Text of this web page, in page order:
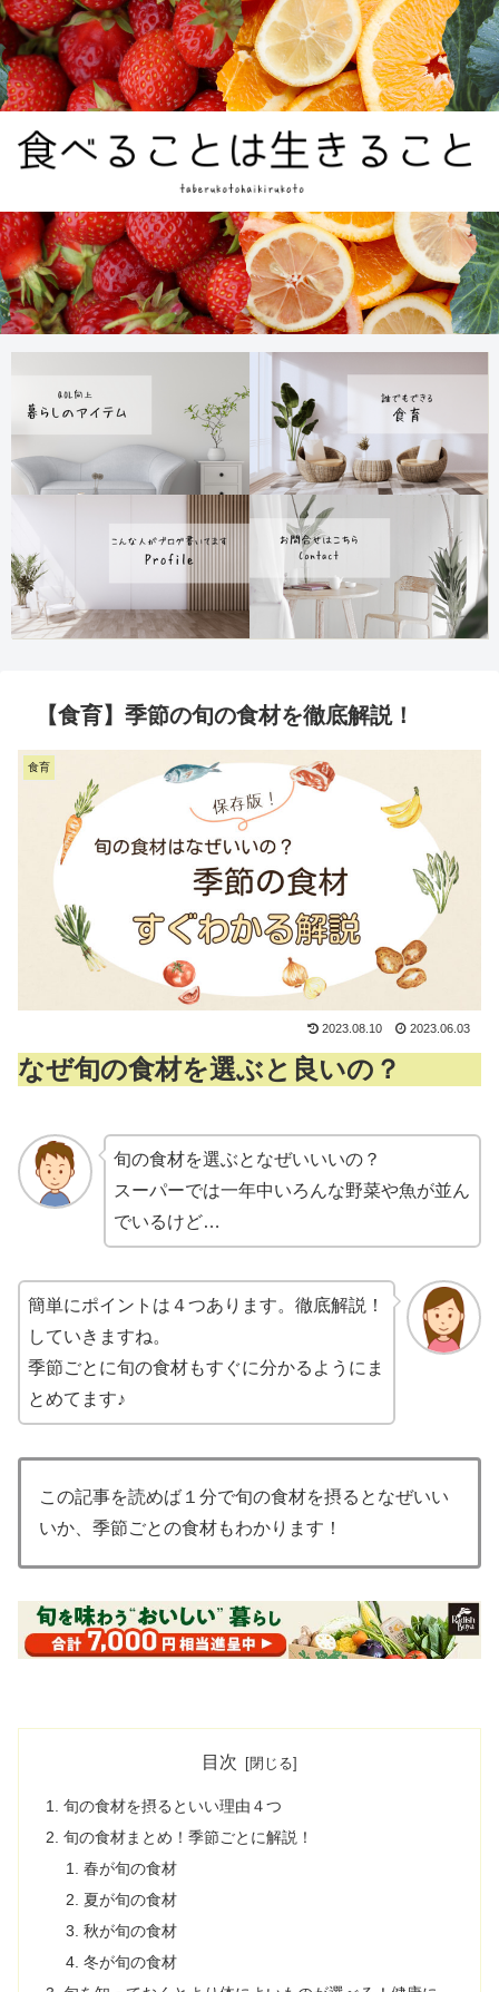
【食育】季節の旬の食材を徹底解説！
食育
2023.08.10 2023.06.03
なぜ旬の食材を選ぶと良いの？
旬の食材を選ぶとなぜいいいの？
スーパーでは一年中いろんな野菜や魚が並ん
でいるけど…
簡単にポイントは４つあります。徹底解説！
していきますね。
季節ごとに旬の食材もすぐに分かるようにま
とめてます♪
この記事を読めば１分で旬の食材を摂るとなぜいい
いか、季節ごとの食材もわかります！
目次
旬の食材を摂るといい理由４つ
旬の食材まとめ！季節ごとに解説！
春が旬の食材
夏が旬の食材
秋が旬の食材
冬が旬の食材